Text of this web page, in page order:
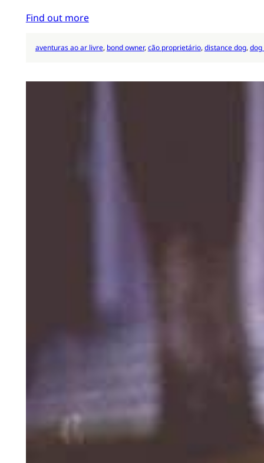
Find out more
aventuras ao ar livre, bond owner, cão proprietário, distance dog, dog